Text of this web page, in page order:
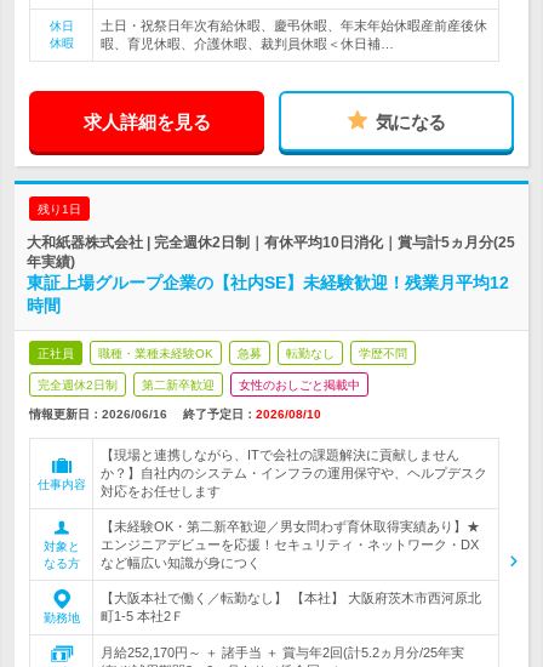
休日
休暇
土日・祝祭日年次有給休暇、慶弔休暇、年末年始休暇産前産後休
暇、育児休暇、介護休暇、裁判員休暇＜休日補…
求人詳細を見る 気になる
残り1日
大和紙器株式会社 | 完全週休2日制｜有休平均10日消化｜賞与計5ヵ月分(25
年実績)
東証上場グループ企業の【社内SE】未経験歓迎！残業月平均12
時間
正社員 職種・業種未経験OK 急募 転勤なし 学歴不問
完全週休2日制 第二新卒歓迎 女性のおしごと掲載中
情報更新日：2026/06/16 終了予定日： 2026/08/10
仕事内容
【現場と連携しながら、ITで会社の課題解決に貢献しません
か？】自社内のシステム・インフラの運用保守や、ヘルプデスク
対応をお任せします
対象と
なる方
【未経験OK・第二新卒歓迎／男女問わず育休取得実績あり】★
エンジニアデビューを応援！セキュリティ・ネットワーク・DX
など幅広い知識が身につく
勤務地
【大阪本社で働く／転勤なし】 【本社】 大阪府茨木市西河原北
町1-5 本社2Ｆ
月給252,170円～ ＋ 諸手当 ＋ 賞与年2回(計5.2ヵ月分/25年実